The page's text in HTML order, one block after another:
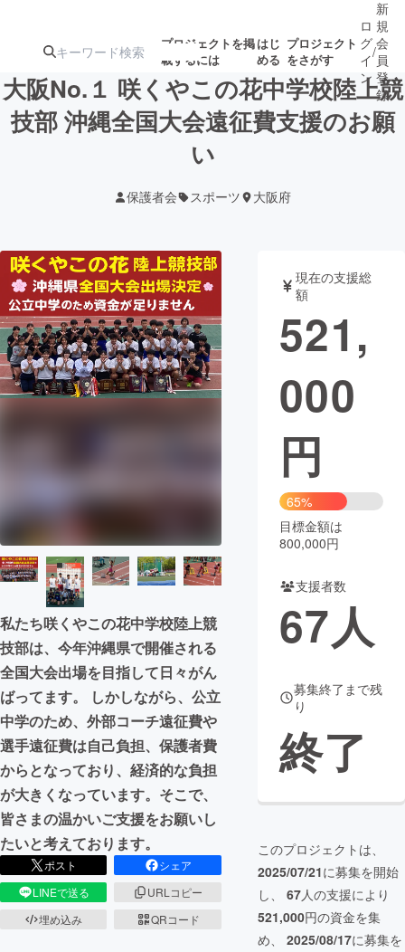
プロジェクトを掲
載するには
はじ
める
プロジェクト
をさがす
注目の新着プロ
テクノロジー・ガジェット
映像・映画 書籍・雑誌
ビジネス・起業 チャレンジ
CAMPFIRE for Social Good CAMPFIRE Creation
コミュニティ
ロ
グ
イ
ン
/
新
規
会
員
登
録
大阪No.１ 咲くやこの花中学校陸上競
技部 沖縄全国大会遠征費支援のお願
い
保護者会 スポーツ 大阪府
私たち咲くやこの花中学校陸上競
技部は、今年沖縄県で開催される
全国大会出場を目指して日々がん
ばってます。 しかしながら、公立
中学のため、外部コーチ遠征費や
選手遠征費は自己負担、保護者費
からとなっており、経済的な負担
が大きくなっています。そこで、
皆さまの温かいご支援をお願いし
たいと考えております。
ポスト
シェア
LINEで送る
URLコピー
埋め込み
QRコード
現在の支援総
額
521,
000
円
65%
目標金額は
800,000円
支援者数
67人
募集終了まで残
り
終了
このプロジェクトは、
2025/07/21に募集を開始
し、 67人の支援により
521,000円の資金を集
め、 2025/08/17に募集を